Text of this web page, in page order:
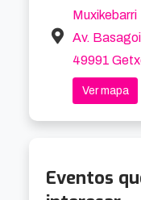
sonido tiene
automático.
una identidad
cruce de
superficial.
pulso del grupo
Muxikebarri
Av.
49991
Ver mapa
Eventos